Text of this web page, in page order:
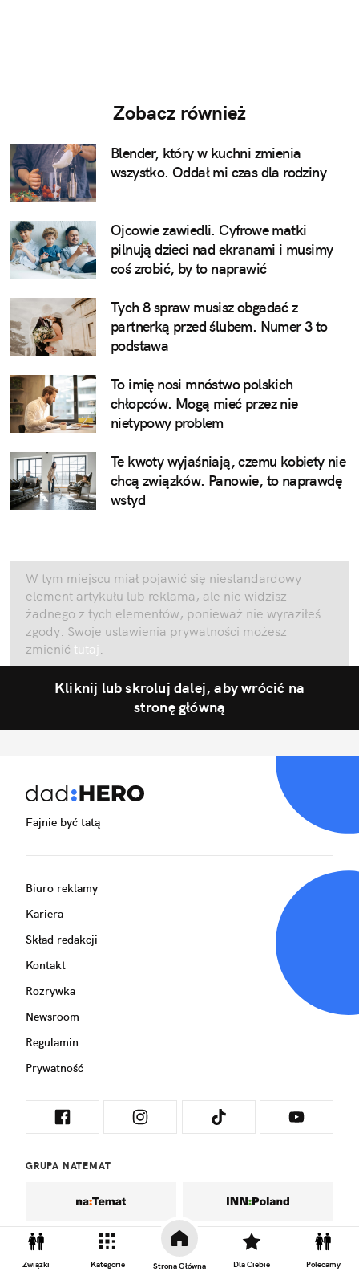
Związki Kategorie Strona Główna Dla Ciebie Polecamy
Zobacz również
Blender, który w kuchni zmienia
wszystko. Oddał mi czas dla rodziny
Ojcowie zawiedli. Cyfrowe matki
pilnują dzieci nad ekranami i musimy
coś zrobić, by to naprawić
Tych 8 spraw musisz obgadać z
partnerką przed ślubem. Numer 3 to
podstawa
To imię nosi mnóstwo polskich
chłopców. Mogą mieć przez nie
nietypowy problem
Te kwoty wyjaśniają, czemu kobiety nie
chcą związków. Panowie, to naprawdę
wstyd
W tym miejscu miał pojawić się niestandardowy
element artykułu lub reklama, ale nie widzisz
żadnego z tych elementów, ponieważ nie wyraziłeś
zgody. Swoje ustawienia prywatności możesz
zmienić tutaj .
Kliknij lub skroluj dalej, aby wrócić na
stronę główną
Fajnie być tatą
Biuro reklamy
Kariera
Skład redakcji
Kontakt
Rozrywka
Newsroom
Regulamin
Prywatność
GRUPA NATEMAT